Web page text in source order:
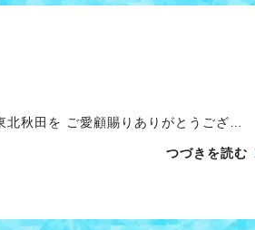
秋田を ご愛顧賜りありがとうござ…
つづきを読む